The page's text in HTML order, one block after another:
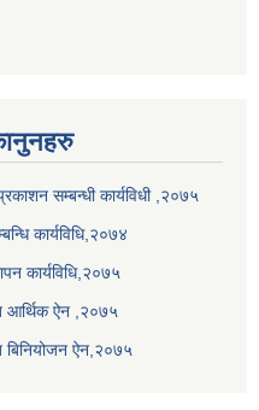
सम्बन्धी कार्यविधी ,२०७५
कार्यविधि,२०७४
कार्यविधि,२०७५
आर्थिक ऐन ,२०७५
बिनियोजन ऐन,२०७५